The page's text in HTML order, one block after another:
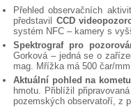
Přehled observačních
představil CCD
systém NFC – kamery s
Spektrograf pro
Gorková – jedná se o
mag. Mřížka má 500 čar/
Aktuální pohled na
hmotu. Přiblížil
pozemských observatoří, z